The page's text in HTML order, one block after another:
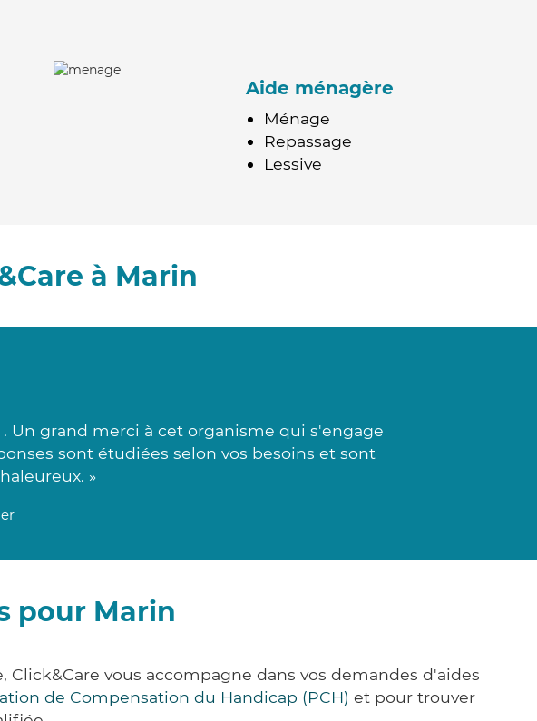
Aide ménagère
Ménage
Repassage
Lessive
à Marin
Un grand merci à cet organisme qui s'engage
sont étudiées selon vos besoins et sont
»
pour Marin
vous accompagne dans vos demandes d'aides
de Compensation du Handicap (PCH) et pour trouver